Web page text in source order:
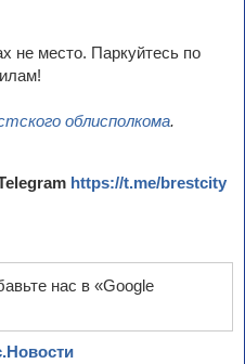
облисполкома.
https://t.me/brestcity
нас в «Google